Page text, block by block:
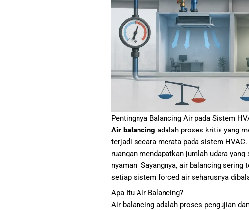
Pentingnya Balancing Air pada Sistem
Air balancing adalah proses kritis yang
terjadi secara merata pada sistem
ruangan mendapatkan jumlah udara
nyaman. Sayangnya, air balancing sering
setiap sistem forced air seharusnya
Apa Itu Air Balancing?
Air balancing adalah proses pengujian